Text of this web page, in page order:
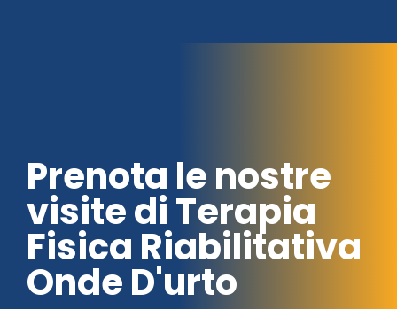
Prenota le nostre
visite di Terapia
Fisica Riabilitativa
Onde D'urto